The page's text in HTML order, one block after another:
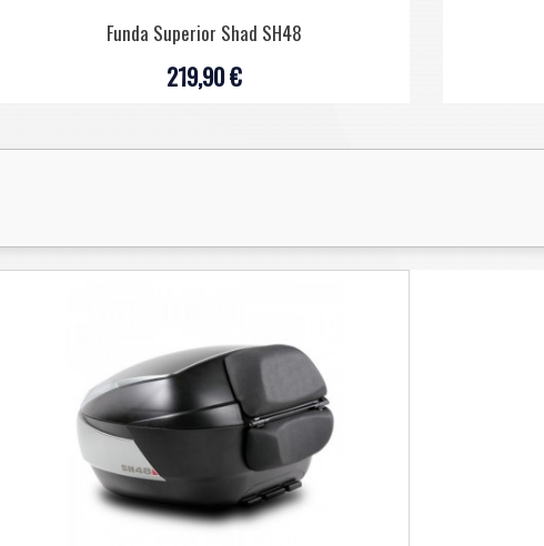
Funda Superior Shad SH48
219,90 €